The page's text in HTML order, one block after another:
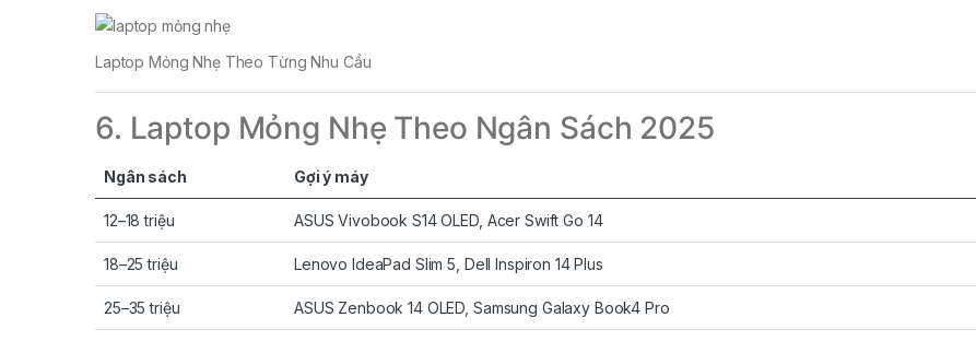
Laptop Mỏng Nhẹ Theo Từng Nhu Cầu
6. Laptop Mỏng Nhẹ Theo Ngân Sách 2025
Ngân sách Gợi ý máy
12–18 triệu ASUS Vivobook S14 OLED, Acer Swift Go 14
18–25 triệu Lenovo IdeaPad Slim 5, Dell Inspiron 14 Plus
25–35 triệu ASUS Zenbook 14 OLED, Samsung Galaxy Book4 Pro